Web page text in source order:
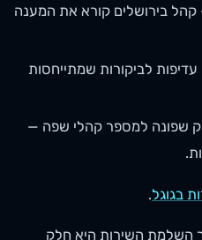
בירושלים קורא את המענה
לביקורות שמתייחסות
שפונה למספר קהלי שפה —
בגוגל.
השלמת השירות היא חלק